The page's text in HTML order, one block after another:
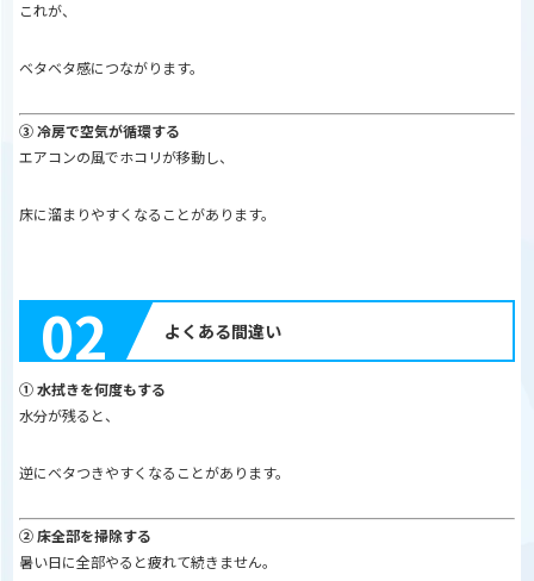
これが、
ベタベタ感につながります。
③ 冷房で空気が循環する
エアコンの風でホコリが移動し、
床に溜まりやすくなることがあります。
02 よくある間違い
① 水拭きを何度もする
水分が残ると、
逆にベタつきやすくなることがあります。
② 床全部を掃除する
暑い日に全部やると疲れて続きません。